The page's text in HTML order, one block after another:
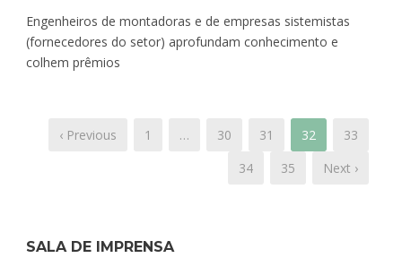
Engenheiros de montadoras e de empresas sistemistas
(fornecedores do setor) aprofundam conhecimento e
colhem prêmios
‹ Previous 1 … 30 31 32
33
34
35 Next ›
SALA DE IMPRENSA